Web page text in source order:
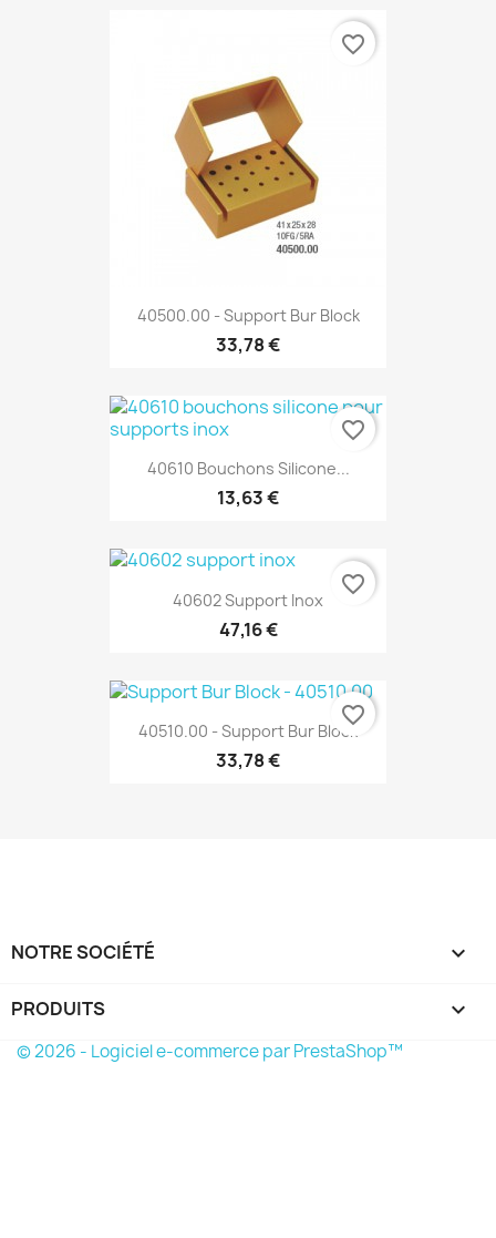
40500.00 - Support Bur Block
33,78 €
favorite_border
40610 Bouchons Silicone...
13,63 €
favorite_border
40602 Support Inox
47,16 €
favorite_border
40510.00 - Support Bur Block
33,78 €
favorite_border
NOTRE SOCIÉTÉ 
PRODUITS 
© 2026 - Logiciel e-commerce par PrestaShop™